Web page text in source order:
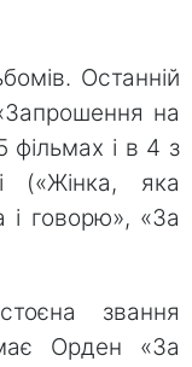
Останній
на
фільмах і в 4 з
(«Жінка, яка
і говорю», «За
звання
Орден «За